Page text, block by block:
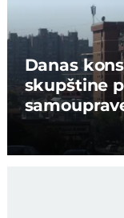
Danas
skupštine